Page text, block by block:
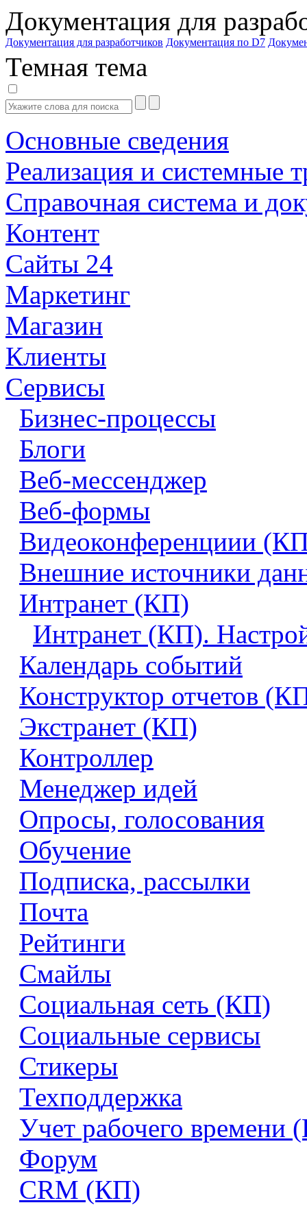
Документация для
Документация для разработчиков Документация по D7
Темная тема
Основные сведения
Реализация и системные
Справочная система и
Контент
Сайты 24
Маркетинг
Магазин
Клиенты
Сервисы
Бизнес-процессы
Блоги
Веб-мессенджер
Веб-формы
Видеоконференциии
Внешние источники
Интранет (КП)
Интранет (КП).
Календарь событий
Конструктор отчетов
Экстранет (КП)
Контроллер
Менеджер идей
Опросы, голосования
Обучение
Подписка, рассылки
Почта
Рейтинги
Смайлы
Социальная сеть (КП)
Социальные сервисы
Стикеры
Техподдержка
Учет рабочего времени
Форум
CRM (КП)